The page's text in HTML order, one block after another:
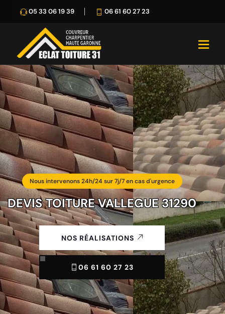
05 33 06 19 39 06 61 60 27 23
Nous intervenons 24h/24 sur 7j/7 en cas d'urgence
DEVIS TOITURE VALLEGUE 31290
NOS RÉALISATIONS
06 61 60 27 23